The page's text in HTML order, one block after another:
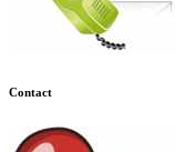
Contact